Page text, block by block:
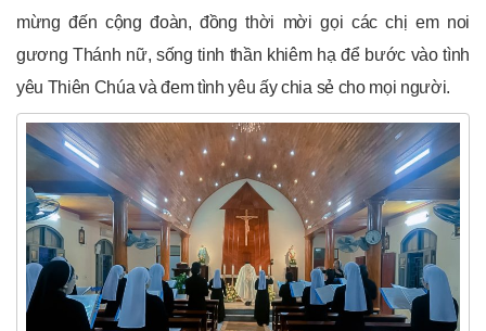
mừng đến cộng đoàn, đồng thời mời gọi các chị em noi
gương Thánh nữ, sống tinh thần khiêm hạ để bước vào tình
yêu Thiên Chúa và đem tình yêu ấy chia sẻ cho mọi người.